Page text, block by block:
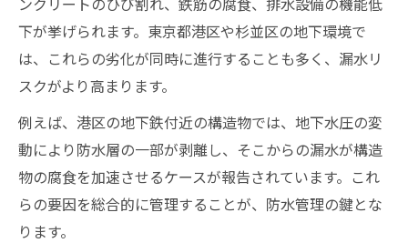
下が挙げられます。東京都港区や杉並区の地下環境で
は、これらの劣化が同時に進行することも多く、漏水リ
スクがより高まります。
例えば、港区の地下鉄付近の構造物では、地下水圧の変
動により防水層の一部が剥離し、そこからの漏水が構造
物の腐食を加速させるケースが報告されています。これ
らの要因を総合的に管理することが、防水管理の鍵とな
ります。